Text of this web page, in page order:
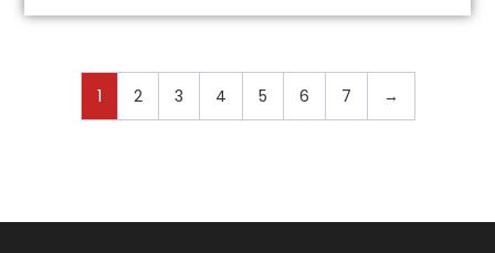
1 2 3 4 5 6 7 →